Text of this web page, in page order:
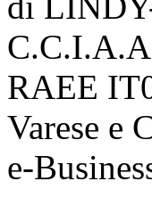
RAEE
Varese e
e-